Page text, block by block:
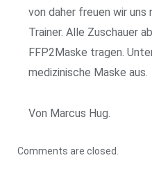
von daher freuen wir uns
Trainer. Alle Zuschauer
FFP2Maske tragen.
medizinische Maske aus.
Von Marcus Hug.
Comments are closed.